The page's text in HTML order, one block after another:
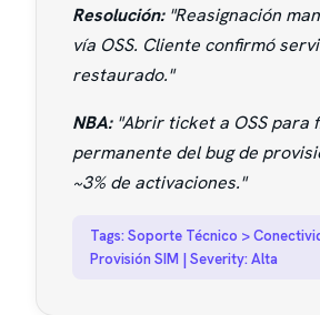
Resolución:"Reasignación
vía OSS. Cliente confirmó
restaurado."
NBA:"Abrir ticket a OSS para
permanente del bug de
~3% de activaciones."
Tags: Soporte Técnico >
Provisión SIM | Severity: Alta